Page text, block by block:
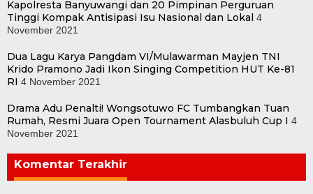
Kapolresta Banyuwangi dan 20 Pimpinan Perguruan
Tinggi Kompak Antisipasi Isu Nasional dan Lokal 4
November 2021
Dua Lagu Karya Pangdam VI/Mulawarman Mayjen TNI
Krido Pramono Jadi Ikon Singing Competition HUT Ke-81
RI 4 November 2021
Drama Adu Penalti! Wongsotuwo FC Tumbangkan Tuan
Rumah, Resmi Juara Open Tournament Alasbuluh Cup I 4
November 2021
Komentar Terakhir